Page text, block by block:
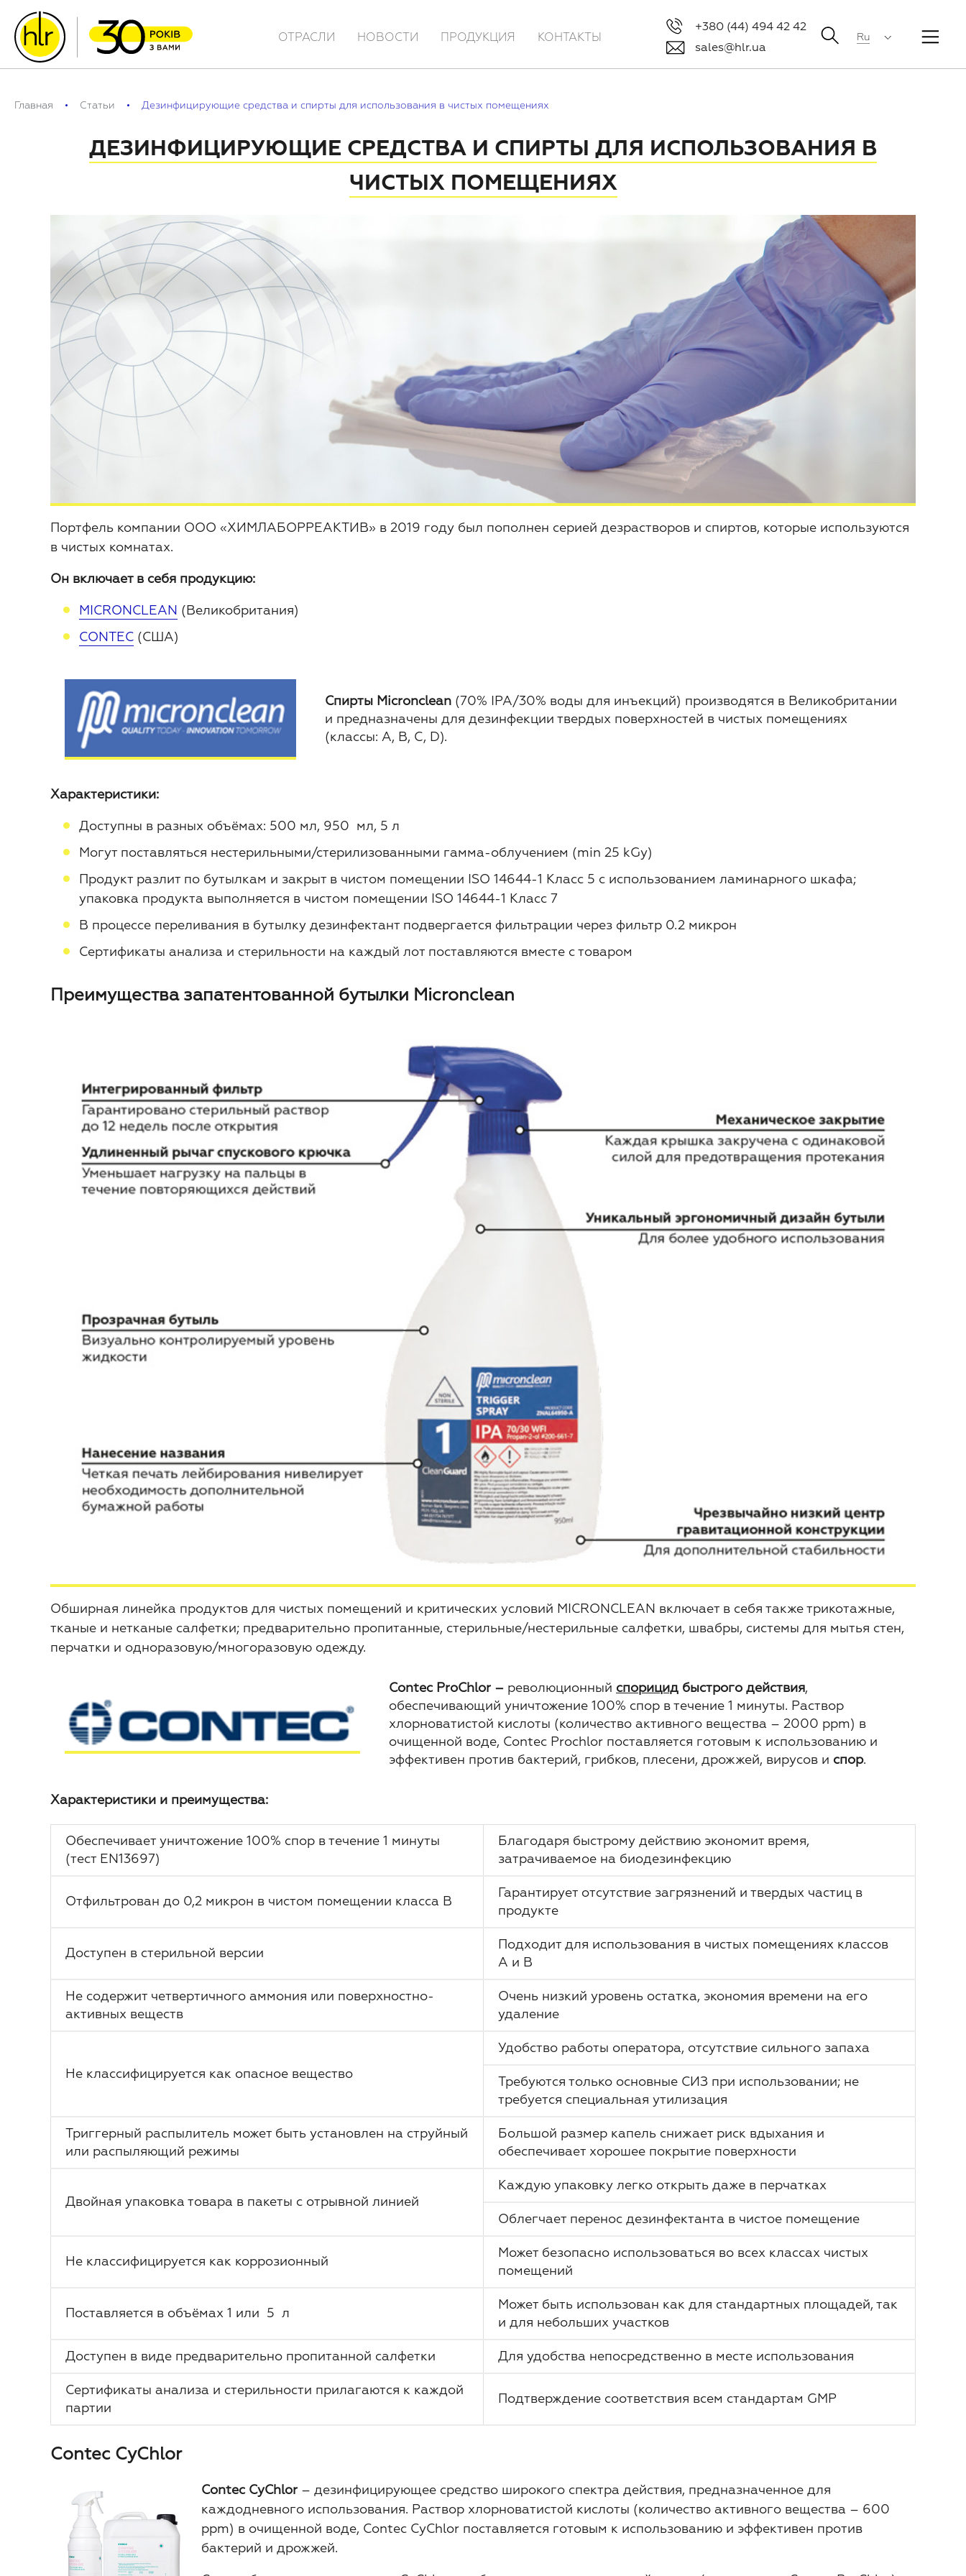
ОТРАСЛИ НОВОСТИ ПРОДУКЦИЯ КОНТАКТЫ
+380 (44) 494 42 42
sales@hlr.ua
Ru
Главная Статьи Дезинфицирующие средства и спирты для использования в чистых помещениях
ДЕЗИНФИЦИРУЮЩИЕ СРЕДСТВА И СПИРТЫ ДЛЯ ИСПОЛЬЗОВАНИЯ В
ЧИСТЫХ ПОМЕЩЕНИЯХ
Портфель компании ООО «ХИМЛАБОРРЕАКТИВ» в 2019 году был пополнен серией дезрастворов и спиртов, которые используются
в чистых комнатах.
Он включает в себя продукцию:
MICRONCLEAN (Великобритания)
CONTEC (США)
Спирты Micronclean (70% IPA/30% воды для инъекций) производятся в Великобритании
и предназначены для дезинфекции твердых поверхностей в чистых помещениях
(классы: А, B, C, D).
Характеристики:
Доступны в разных объёмах: 500 мл, 950 мл, 5 л
Могут поставляться нестерильными/стерилизованными гамма-облучением (min 25 kGy)
Продукт разлит по бутылкам и закрыт в чистом помещении ISO 14644-1 Класс 5 с использованием ламинарного шкафа;
упаковка продукта выполняется в чистом помещении ISO 14644-1 Класс 7
В процессе переливания в бутылку дезинфектант подвергается фильтрации через фильтр 0.2 микрон
Сертификаты анализа и стерильности на каждый лот поставляются вместе с товаром
Преимущества запатентованной бутылки Micronclean
Обширная линейка продуктов для чистых помещений и критических условий MICRONCLEAN включает в себя также трикотажные,
тканые и нетканые салфетки; предварительно пропитанные, стерильные/нестерильные салфетки, швабры, системы для мытья стен,
перчатки и одноразовую/многоразовую одежду.
Contec ProChlor – революционный спорицид быстрого действия,
обеспечивающий уничтожение 100% спор в течение 1 минуты. Раствор
хлорноватистой кислоты (количество активного вещества – 2000 ppm) в
очищенной воде, Contec Prochlor поставляется готовым к использованию и
эффективен против бактерий, грибков, плесени, дрожжей, вирусов и спор.
Характеристики и преимущества:
Обеспечивает уничтожение 100% спор в течение 1 минуты
(тест EN13697)
Благодаря быстрому действию экономит время,
затрачиваемое на биодезинфекцию
Отфильтрован до 0,2 микрон в чистом помещении класса B
Гарантирует отсутствие загрязнений и твердых частиц в
продукте
Доступен в стерильной версии
Подходит для использования в чистых помещениях классов
А и В
Не содержит четвертичного аммония или поверхностно-
активных веществ
Очень низкий уровень остатка, экономия времени на его
удаление
Не классифицируется как опасное вещество
Удобство работы оператора, отсутствие сильного запаха
Требуются только основные СИЗ при использовании; не
требуется специальная утилизация
Триггерный распылитель может быть установлен на струйный
или распыляющий режимы
Большой размер капель снижает риск вдыхания и
обеспечивает хорошее покрытие поверхности
Двойная упаковка товара в пакеты с отрывной линией
Каждую упаковку легко открыть даже в перчатках
Облегчает перенос дезинфектанта в чистое помещение
Не классифицируется как коррозионный
Может безопасно использоваться во всех классах чистых
помещений
Поставляется в объёмах 1 или 5 л
Может быть использован как для стандартных площадей, так
и для небольших участков
Доступен в виде предварительно пропитанной салфетки Для удобства непосредственно в месте использования
Сертификаты анализа и стерильности прилагаются к каждой
партии
Подтверждение соответствия всем стандартам GMP
Contec CyChlor
Contec CyChlor – дезинфицирующее средство широкого спектра действия, предназначенное для
каждодневного использования. Раствор хлорноватистой кислоты (количество активного вещества – 600
ppm) в очищенной воде, Contec CyChlor поставляется готовым к использованию и эффективен против
бактерий и дрожжей.